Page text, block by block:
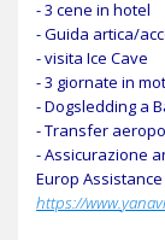
- 3 cene in hotel
- Guida artica/
- visita Ice Cave
- 3 giornate in
- Dogsledding a
- Transfer
- Assicurazione
Europ
https://www.yana